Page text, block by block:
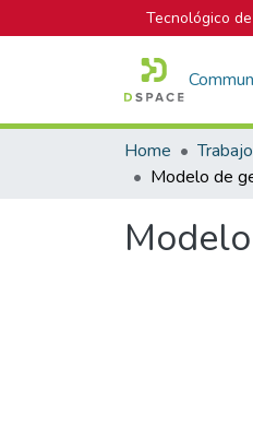
Tecnológico
Home